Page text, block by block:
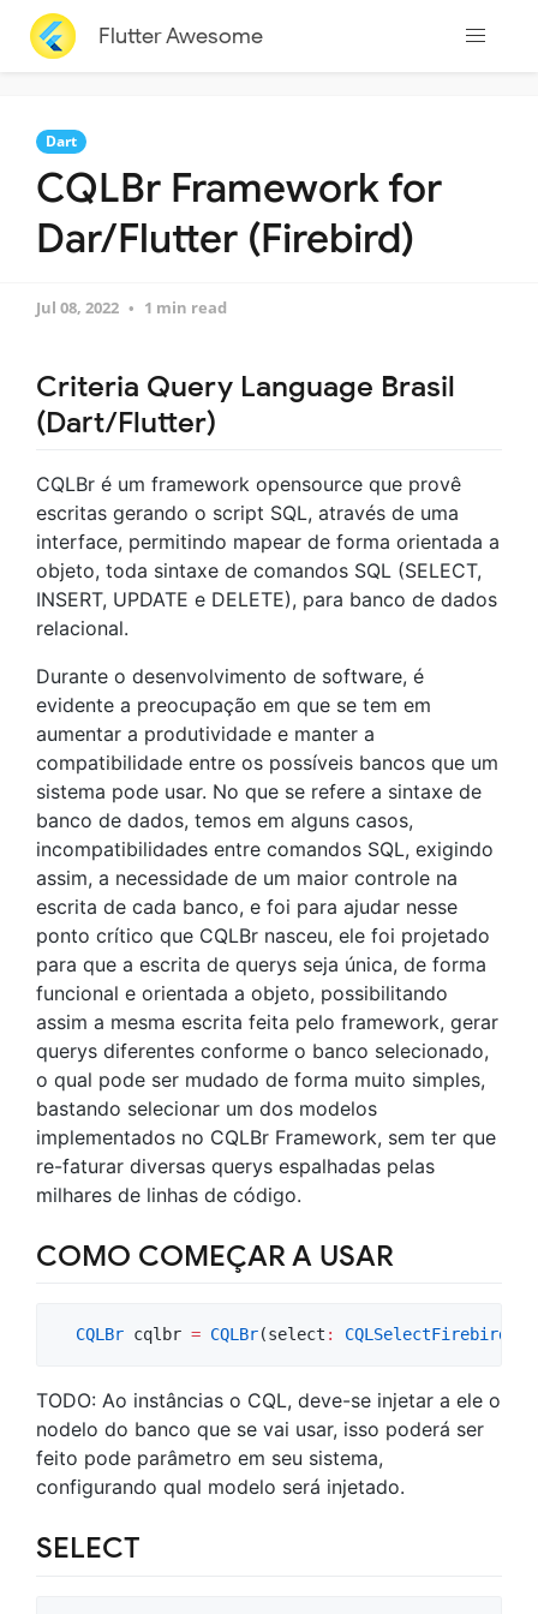
Flutter Awesome
Dart
CQLBr Framework for
Dar/Flutter (Firebird)
Jul 08, 2022 1 min read
Criteria Query Language Brasil
(Dart/Flutter)
CQLBr é um framework opensource que provê
escritas gerando o script SQL, através de uma
interface, permitindo mapear de forma orientada a
objeto, toda sintaxe de comandos SQL (SELECT,
INSERT, UPDATE e DELETE), para banco de dados
relacional.
Durante o desenvolvimento de software, é
evidente a preocupação em que se tem em
aumentar a produtividade e manter a
compatibilidade entre os possíveis bancos que um
sistema pode usar. No que se refere a sintaxe de
banco de dados, temos em alguns casos,
incompatibilidades entre comandos SQL, exigindo
assim, a necessidade de um maior controle na
escrita de cada banco, e foi para ajudar nesse
ponto crítico que CQLBr nasceu, ele foi projetado
para que a escrita de querys seja única, de forma
funcional e orientada a objeto, possibilitando
assim a mesma escrita feita pelo framework, gerar
querys diferentes conforme o banco selecionado,
o qual pode ser mudado de forma muito simples,
bastando selecionar um dos modelos
implementados no CQLBr Framework, sem ter que
re-faturar diversas querys espalhadas pelas
milhares de linhas de código.
COMO COMEÇAR A USAR
CQLBr cqlbr = CQLBr(select : CQLSelectFirebird
TODO: Ao instâncias o CQL, deve-se injetar a ele o
nodelo do banco que se vai usar, isso poderá ser
feito pode parâmetro em seu sistema,
configurando qual modelo será injetado.
SELECT